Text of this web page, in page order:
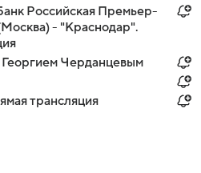
Российская Премьер-
- "Краснодар".
Черданцевым
трансляция